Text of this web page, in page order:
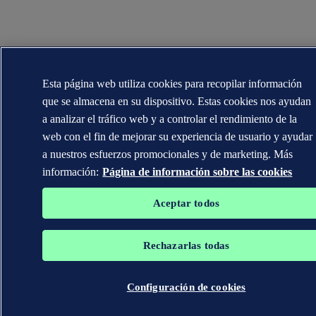
Esta página web utiliza cookies para recopilar información
que se almacena en su dispositivo. Estas cookies nos ayudan
a analizar el tráfico web y a controlar el rendimiento de la
web con el fin de mejorar su experiencia de usuario y ayudar
a nuestros esfuerzos promocionales y de marketing. Más
información: Página de información sobre las cookies
Aceptar todos
Rechazarlas todas
Configuración de cookies